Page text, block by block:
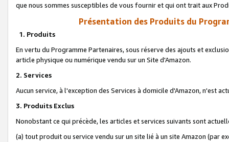
que nous sommes susceptibles de vous fournir et qui ont trait aux
Présentation des Produits du
1. Produits
En vertu du Programme Partenaires, sous réserve des ajouts et
article physique ou numérique vendu sur un Site d'Amazon.
2. Services
Aucun service, à l'exception des Services à domicile d'Amazon, n'est
3. Produits Exclus
Nonobstant ce qui précède, les articles et services suivants sont
(a) tout produit ou service vendu sur un site lié à un site Amazon (par